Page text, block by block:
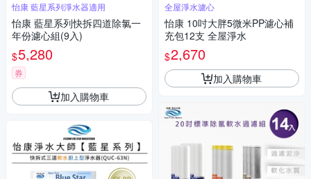
怡康 藍星系列淨水器適用
怡康 藍星系列快拆四道除氯一
年份濾心組(9入)
$5,280
券
加入購物車
全屋淨水濾心
怡康 10吋大胖5微米PP濾心補
充包12支 全屋淨水
$2,670
加入購物車